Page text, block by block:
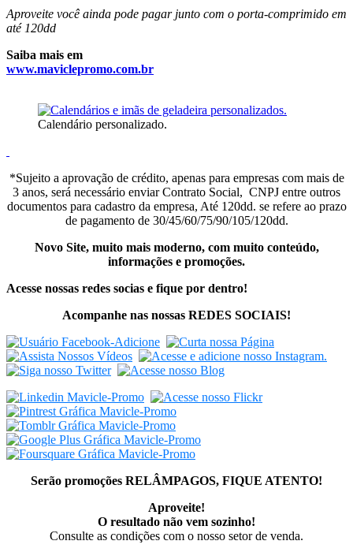
Aproveite você ainda pode pagar junto com o porta-comprimido em
até 120dd
Saiba mais em
www.maviclepromo.com.br
Calendário personalizado.
*Sujeito a aprovação de crédito, apenas para empresas com mais de
3 anos, será necessário enviar Contrato Social, CNPJ entre outros
documentos para cadastro da empresa, Até 120dd. se refere ao prazo
de pagamento de 30/45/60/75/90/105/120dd.
Novo Site, muito mais moderno, com muito conteúdo,
informações e promoções.
Acesse nossas redes socias e fique por dentro!
Acompanhe nas nossas REDES SOCIAIS!
Serão promoções RELÂMPAGOS, FIQUE ATENTO!
Aproveite!
O resultado não vem sozinho!
Consulte as condições com o nosso setor de venda.